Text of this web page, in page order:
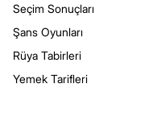
Seçim Sonuçları
Şans Oyunları
Rüya Tabirleri
Yemek Tarifleri